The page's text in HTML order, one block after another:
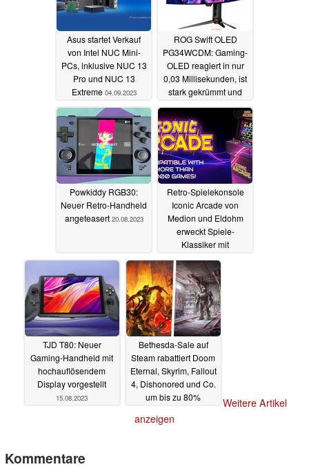
Asus startet Verkauf
von Intel NUC Mini-
PCs, inklusive NUC 13
Pro und NUC 13
Extreme 04.09.2023
ROG Swift OLED
PG34WCDM: Gaming-
OLED reagiert in nur
0,03 Millisekunden, ist
stark gekrümmt und
kommt mit smartem
KVM-Switch und
Heatsink22.08.2023
Powkiddy RGB30:
Neuer Retro-Handheld
angeteasert 20.08.2023
Retro-Spielekonsole
Iconic Arcade von
Medion und Eldohm
erweckt Spiele-
Klassiker mit
Raspberry Pi zu
neuem Leben20.08.2023
TJD T80: Neuer
Gaming-Handheld mit
hochauflösendem
Display vorgestellt
15.08.2023
Bethesda-Sale auf
Steam rabattiert Doom
Eternal, Skyrim, Fallout
4, Dishonored und Co.
um bis zu 80%
Weitere Artikel
anzeigen
Kommentare